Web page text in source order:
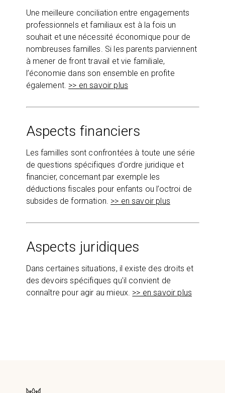
Une meilleure conciliation entre engagements
professionnels et familiaux est à la fois un
souhait et une nécessité économique pour de
nombreuses familles. Si les parents parviennent
à mener de front travail et vie familiale,
l’économie dans son ensemble en profite
également. >> en savoir plus
Aspects financiers
Les familles sont confrontées à toute une série
de questions spécifiques d'ordre juridique et
financier, concernant par exemple les
déductions fiscales pour enfants ou l’octroi de
subsides de formation. >> en savoir plus
Aspects juridiques
Dans certaines situations, il existe des droits et
des devoirs spécifiques qu'il convient de
connaître pour agir au mieux. >> en savoir plus